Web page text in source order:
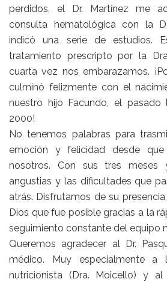
perdidos, el Dr. Martínez me
consulta hematológica con la
indicó una serie de estudios.
tratamiento prescripto por la
cuarta vez nos embarazamos.
culminó felizmente con el
nuestro hijo Facundo, el
2000!
No tenemos palabras para
emoción y felicidad desde
nosotros. Con sus tres meses
angustias y las dificultades que
atrás. Disfrutamos de su
Dios que fue posible gracias a la
seguimiento constante del equipo
Queremos agradecer al Dr.
médico. Muy especialmente
nutricionista (Dra. Moicello) y